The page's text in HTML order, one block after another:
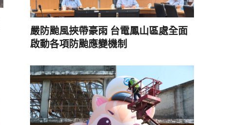
嚴防颱風挾帶豪雨 台電鳳山區處全面
啟動各項防颱應變機制